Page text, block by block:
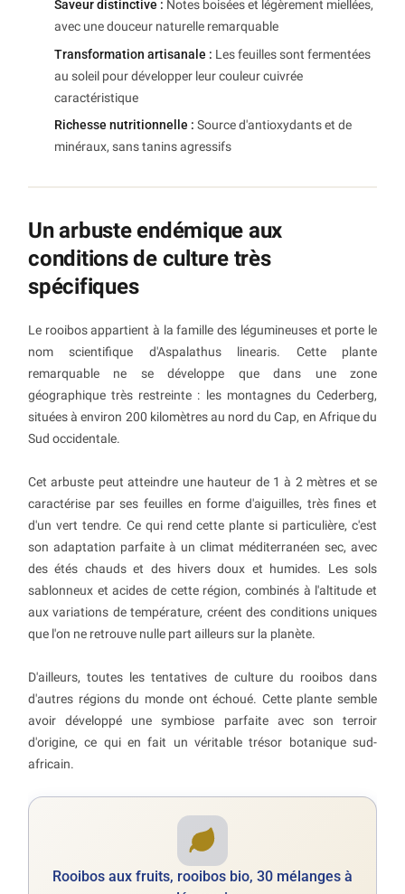
Saveur distinctive : Notes boisées et légèrement miellées,
avec une douceur naturelle remarquable
Transformation artisanale : Les feuilles sont fermentées
au soleil pour développer leur couleur cuivrée
caractéristique
Richesse nutritionnelle : Source d'antioxydants et de
minéraux, sans tanins agressifs
Un arbuste endémique aux
conditions de culture très
spécifiques
Le rooibos appartient à la famille des légumineuses et porte le
nom scientifique d'Aspalathus linearis. Cette plante
remarquable ne se développe que dans une zone
géographique très restreinte : les montagnes du Cederberg,
situées à environ 200 kilomètres au nord du Cap, en Afrique du
Sud occidentale.
Cet arbuste peut atteindre une hauteur de 1 à 2 mètres et se
caractérise par ses feuilles en forme d'aiguilles, très fines et
d'un vert tendre. Ce qui rend cette plante si particulière, c'est
son adaptation parfaite à un climat méditerranéen sec, avec
des étés chauds et des hivers doux et humides. Les sols
sablonneux et acides de cette région, combinés à l'altitude et
aux variations de température, créent des conditions uniques
que l'on ne retrouve nulle part ailleurs sur la planète.
D'ailleurs, toutes les tentatives de culture du rooibos dans
d'autres régions du monde ont échoué. Cette plante semble
avoir développé une symbiose parfaite avec son terroir
d'origine, ce qui en fait un véritable trésor botanique sud-
africain.
Rooibos aux fruits, rooibos bio, 30 mélanges à